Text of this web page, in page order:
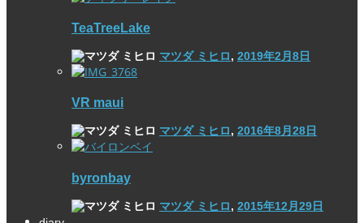
TeaTreeLake
マツダ ミヒロ, 2019年2月8日
VR maui
マツダ ミヒロ, 2016年8月28日
byronbay
マツダ ミヒロ, 2015年12月29日